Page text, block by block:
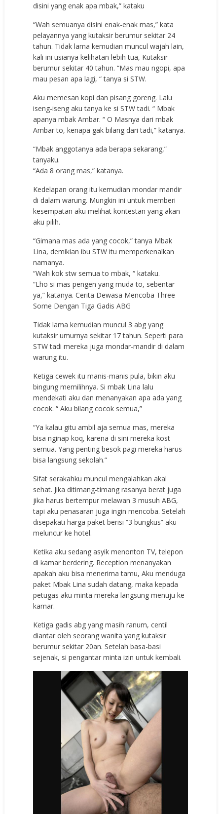
disini yang enak apa mbak,” kataku
“Wah semuanya disini enak-enak mas,” kata
pelayannya yang kutaksir berumur sekitar 24
tahun. Tidak lama kemudian muncul wajah lain,
kali ini usianya kelihatan lebih tua, Kutaksir
berumur sekitar 40 tahun. “Mas mau ngopi, apa
mau pesan apa lagi, “ tanya si STW.
Aku memesan kopi dan pisang goreng. Lalu
iseng-iseng aku tanya ke si STW tadi. “ Mbak
apanya mbak Ambar. “ O Masnya dari mbak
Ambar to, kenapa gak bilang dari tadi,” katanya.
“Mbak anggotanya ada berapa sekarang,”
tanyaku.
“Ada 8 orang mas,” katanya.
Kedelapan orang itu kemudian mondar mandir
di dalam warung. Mungkin ini untuk memberi
kesempatan aku melihat kontestan yang akan
aku pilih.
“Gimana mas ada yang cocok,” tanya Mbak
Lina, demikian ibu STW itu memperkenalkan
namanya.
“Wah kok stw semua to mbak, “ kataku.
“Lho si mas pengen yang muda to, sebentar
ya,” katanya. Cerita Dewasa Mencoba Three
Some Dengan Tiga Gadis ABG
Tidak lama kemudian muncul 3 abg yang
kutaksir umurnya sekitar 17 tahun. Seperti para
STW tadi mereka juga mondar-mandir di dalam
warung itu.
Ketiga cewek itu manis-manis pula, bikin aku
bingung memilihnya. Si mbak Lina lalu
mendekati aku dan menanyakan apa ada yang
cocok. “ Aku bilang cocok semua,”
“Ya kalau gitu ambil aja semua mas, mereka
bisa nginap koq, karena di sini mereka kost
semua. Yang penting besok pagi mereka harus
bisa langsung sekolah.”
Sifat serakahku muncul mengalahkan akal
sehat. Jika ditimang-timang rasanya berat juga
jika harus bertempur melawan 3 musuh ABG,
tapi aku penasaran juga ingin mencoba. Setelah
disepakati harga paket berisi “3 bungkus” aku
meluncur ke hotel.
Ketika aku sedang asyik menonton TV, telepon
di kamar berdering. Reception menanyakan
apakah aku bisa menerima tamu, Aku menduga
paket Mbak Lina sudah datang, maka kepada
petugas aku minta mereka langsung menuju ke
kamar.
Ketiga gadis abg yang masih ranum, centil
diantar oleh seorang wanita yang kutaksir
berumur sekitar 20an. Setelah basa-basi
sejenak, si pengantar minta izin untuk kembali.